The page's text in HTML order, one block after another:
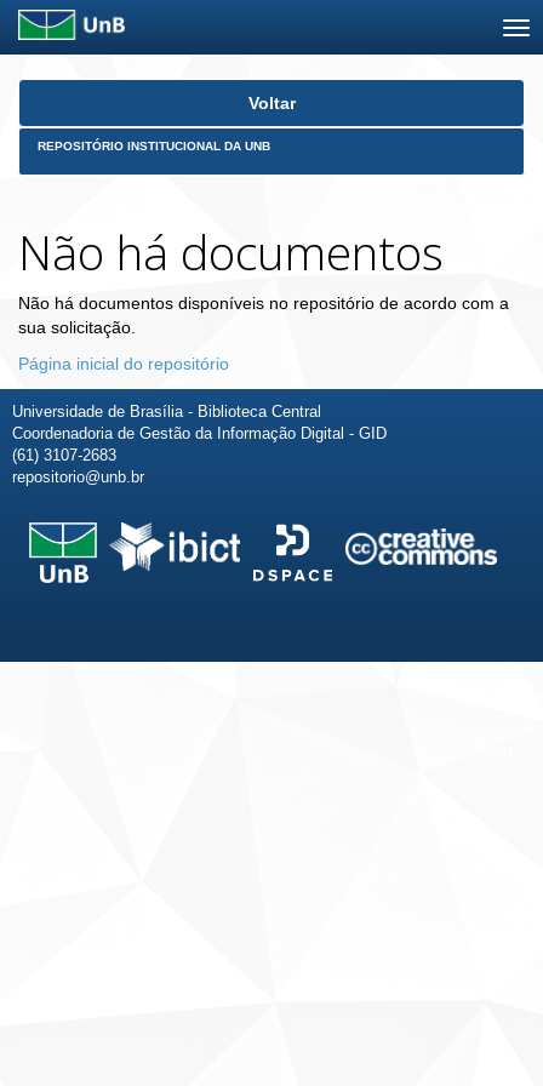
Skip
Voltar
REPOSITÓRIO INSTITUCIONAL DA UNB
Não há documentos
Não há documentos disponíveis no repositório de acordo com a
sua solicitação.
Página inicial do repositório
Universidade de Brasília - Biblioteca Central
Coordenadoria de Gestão da Informação Digital - GID
(61) 3107-2683
repositorio@unb.br